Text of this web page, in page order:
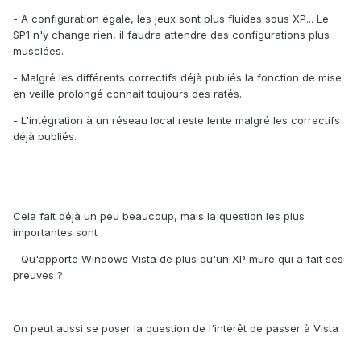
- A configuration égale, les jeux sont plus fluides sous XP... Le
SP1 n'y change rien, il faudra attendre des configurations plus
musclées.
- Malgré les différents correctifs déjà publiés la fonction de mise
en veille prolongé connait toujours des ratés.
- L'intégration à un réseau local reste lente malgré les correctifs
déjà publiés.
Cela fait déjà un peu beaucoup, mais la question les plus
importantes sont :
- Qu'apporte Windows Vista de plus qu'un XP mure qui a fait ses
preuves ?
On peut aussi se poser la question de l'intérêt de passer à Vista